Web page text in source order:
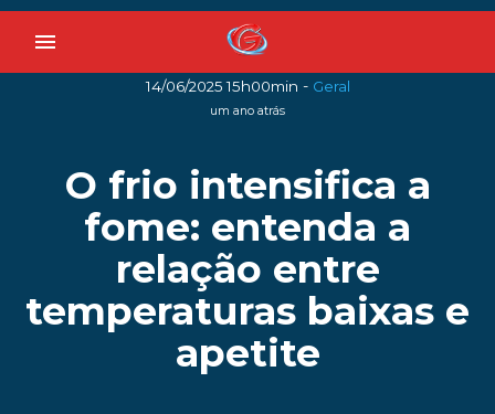
menu
14/06/2025 15h00min - Geral
um ano atrás
O frio intensifica a
fome: entenda a
relação entre
temperaturas baixas e
apetite